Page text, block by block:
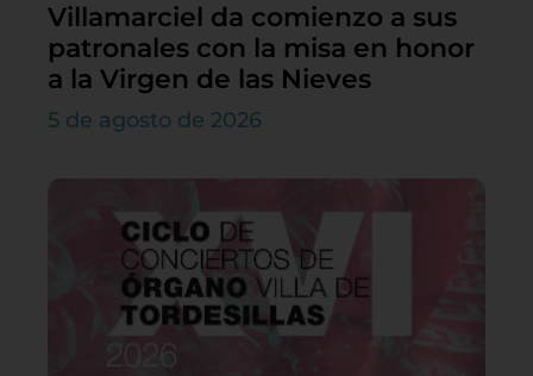
Villamarciel da comienzo a sus
patronales con la misa en honor
a la Virgen de las Nieves
5 de agosto de 2026